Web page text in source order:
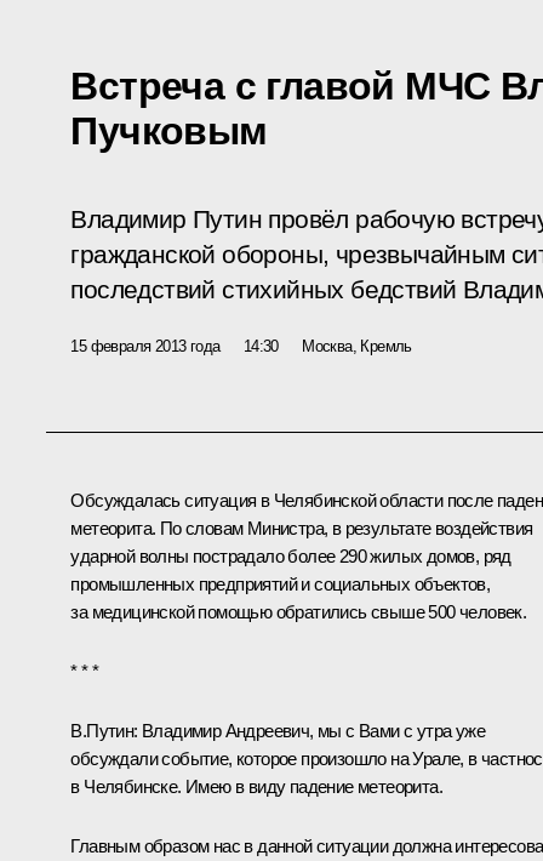
Встреча с главой МЧС
Пучковым
Владимир Путин провёл рабочую
гражданской обороны, чрезвычайным
последствий стихийных бедствий
15 февраля 2013 года 14:30 Москва, Кремль
Обсуждалась ситуация в Челябинской области после
метеорита. По словам Министра, в результате воздействия
ударной волны пострадало более 290 жилых домов, ряд
промышленных предприятий и социальных объектов,
за медицинской помощью обратились свыше 500 человек.
* * *
В.Путин: Владимир Андреевич, мы с Вами с утра уже
обсуждали событие, которое произошло на Урале, в
в Челябинске. Имею в виду падение метеорита.
Главным образом нас в данной ситуации должна